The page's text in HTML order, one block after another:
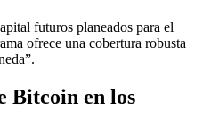
futuros planeados para el
ofrece una cobertura robusta
Bitcoin en los